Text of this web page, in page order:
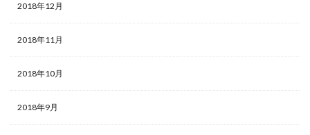
2018年12月
2018年11月
2018年10月
2018年9月